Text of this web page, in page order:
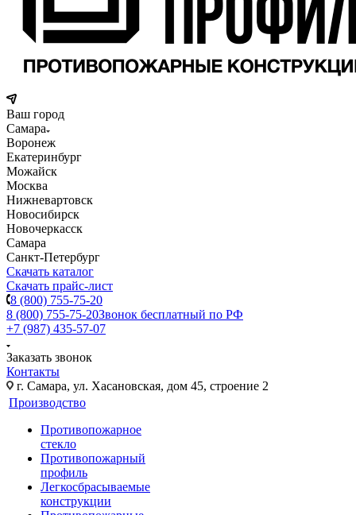
Ваш город
Самара
Воронеж
Екатеринбург
Можайск
Москва
Нижневартовск
Новосибирск
Новочеркасск
Самара
Санкт-Петербург
Скачать каталог
Скачать прайс-лист
8 (800) 755-75-20
8 (800) 755-75-20Звонок бесплатный по РФ
+7 (987) 435-57-07
Заказать звонок
Контакты
г. Самара, ул. Хасановская, дом 45, строение 2
Производство
Противопожарное
стекло
Противопожарный
профиль
Легкосбрасываемые
конструкции